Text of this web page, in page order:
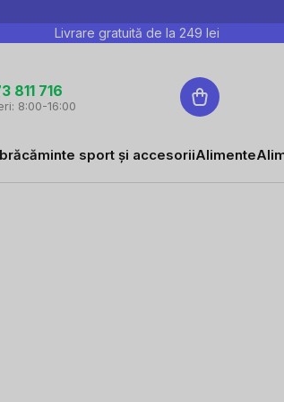
Livrare gratuită de la 249 lei
811 716
8:00-16:00
Coş
de
sport și accesoriiAlimente